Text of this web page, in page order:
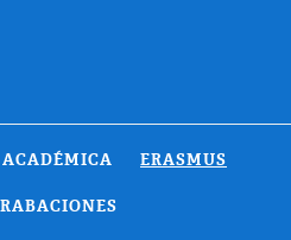
ERASMUS